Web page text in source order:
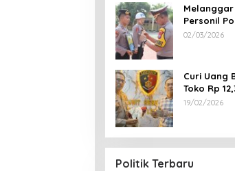
Melanggar
Personil
Dipecat
02/03/2026
Curi Uang
Toko Rp
Pemuda
19/02/2026
Politik Terbaru